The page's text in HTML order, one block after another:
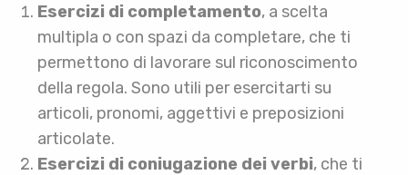
Esercizi di completamento, a scelta
multipla o con spazi da completare, che ti
permettono di lavorare sul riconoscimento
della regola. Sono utili per esercitarti su
articoli, pronomi, aggettivi e preposizioni
articolate.
Esercizi di coniugazione dei verbi, che ti